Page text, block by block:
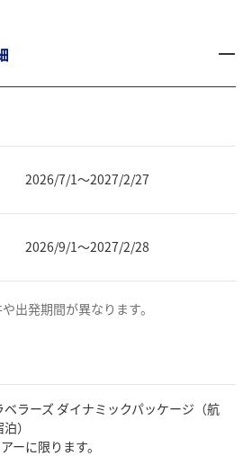
2026/7/1～2027/2/27
2026/9/1～2027/2/28
出発期間が異なります。
ベラーズ ダイナミックパッケージ（航
）
ーに限ります。